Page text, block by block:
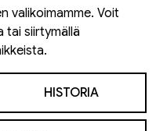
valikoimamme. Voit
siirtymällä
HISTORIA